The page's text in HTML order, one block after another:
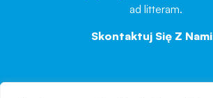
ad litteram.
Skontaktuj Się Z Nami